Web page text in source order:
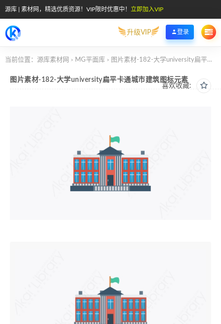
源库 | 素材网，精选优质资源！VIP限时优惠中！ 立即加入VIP
升级VIP 登录
当前位置： 源库素材网 > MG平面库 > 图片素材-182-大学university扁平卡通城市建筑图标元素
喜欢收藏:
图片素材-182-大学university扁平卡通城市建筑图标元素